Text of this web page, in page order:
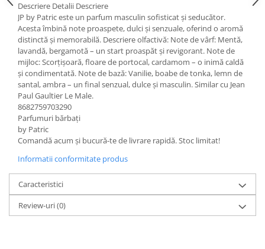
Descriere Detalii Descriere
JP by Patric este un parfum masculin sofisticat și seducător.
Acesta îmbină note proaspete, dulci și senzuale, oferind o aromă
distinctă și memorabilă. Descriere olfactivă: Note de vârf: Mentă,
lavandă, bergamotă – un start proaspăt și revigorant. Note de
mijloc: Scorțișoară, floare de portocal, cardamom – o inimă caldă
și condimentată. Note de bază: Vanilie, boabe de tonka, lemn de
santal, ambra – un final senzual, dulce și masculin. Similar cu Jean
Paul Gaultier Le Male.
8682759703290
Parfumuri bărbați
by Patric
Comandă acum și bucură-te de livrare rapidă. Stoc limitat!
Informatii conformitate produs
Caracteristici
Review-uri(0)